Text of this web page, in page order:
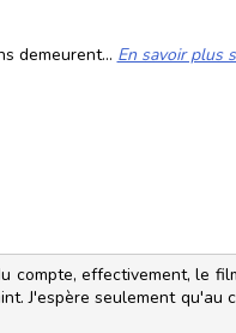
demeurent... En savoir plus
compte, effectivement, le
J'espère seulement